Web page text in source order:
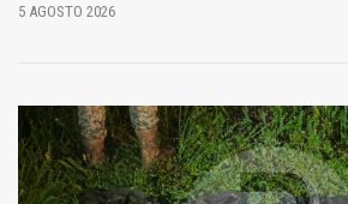
5 AGOSTO 2026